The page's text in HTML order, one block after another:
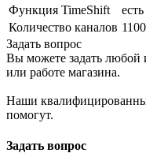
Функция TimeShift
есть
Количество каналов 1100
Задать вопрос
Вы можете задать любой
или работе магазина.
Наши
помогут.
Задать вопрос